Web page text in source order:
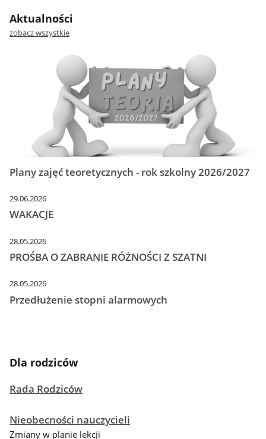
Aktualności
zobacz wszystkie
Plany zajęć teoretycznych - rok szkolny 2026/2027
29.06.2026
WAKACJE
28.05.2026
PROŚBA O ZABRANIE RÓŻNOŚCI Z SZATNI
28.05.2026
Przedłużenie stopni alarmowych
Dla rodziców
Rada Rodziców
Nieobecności nauczycieli
Zmiany w planie lekcji